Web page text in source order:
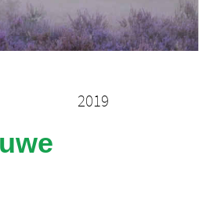
2019